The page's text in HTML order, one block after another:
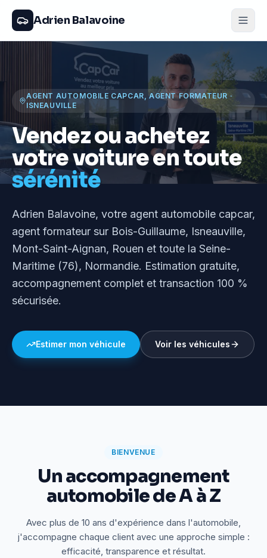
Adrien Balavoine
AGENT AUTOMOBILE CAPCAR, AGENT FORMATEUR ·
ISNEAUVILLE
Vendez ou achetez
votre voiture en toute
sérénité
Adrien Balavoine, votre agent automobile capcar,
agent formateur sur Bois-Guillaume, Isneauville,
Mont-Saint-Aignan, Rouen et toute la Seine-
Maritime (76), Normandie. Estimation gratuite,
accompagnement complet et transaction 100 %
sécurisée.
Estimer mon véhicule Voir les véhicules
BIENVENUE
Un accompagnement
automobile de A à Z
Avec plus de 10 ans d'expérience dans l'automobile,
j'accompagne chaque client avec une approche simple :
efficacité, transparence et résultat.